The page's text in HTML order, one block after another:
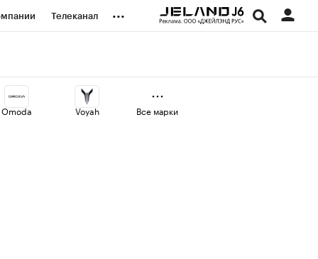
Телеканал ...
Omoda Voyah Все марки